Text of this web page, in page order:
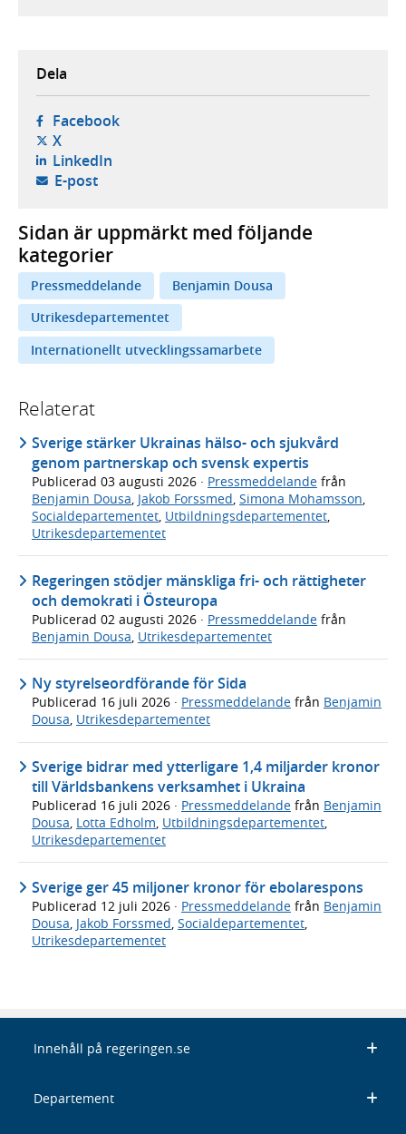
Dela
Facebook- öppnas i ny flik, extern webbplats,
X- öppnas i ny flik, extern webbplats,
LinkedIn- öppnas i ny flik, extern webbplats,
E-post- öppnar din e-postklient,
Sidan är uppmärkt med följande
kategorier
Pressmeddelande
Benjamin Dousa
Utrikesdepartementet
Internationellt utvecklingssamarbete
Relaterat
Sverige stärker Ukrainas hälso- och sjukvård
genom partnerskap och svensk expertis
Publicerad 03 augusti 2026 · Pressmeddelande från
Benjamin Dousa, Jakob Forssmed, Simona Mohamsson,
Socialdepartementet, Utbildningsdepartementet,
Utrikesdepartementet
Regeringen stödjer mänskliga fri- och rättigheter
och demokrati i Östeuropa
Publicerad 02 augusti 2026 · Pressmeddelande från
Benjamin Dousa Utrikesdepartementet
Ny styrelseordförande för Sida
Publicerad 16 juli 2026 · Pressmeddelande från Benjamin
Dousa, Utrikesdepartementet
Sverige bidrar med ytterligare 1,4 miljarder kronor
till Världsbankens verksamhet i Ukraina
Publicerad 16 juli 2026 · Pressmeddelande från Benjamin
Dousa, Lotta Edholm, Utbildningsdepartementet,
Utrikesdepartementet
Sverige ger 45 miljoner kronor för ebolarespons
Publicerad 12 juli 2026 · Pressmeddelande från Benjamin
Dousa Jakob Forssmed Socialdepartementet
Utrikesdepartementet
Innehåll på regeringen.se
Departement